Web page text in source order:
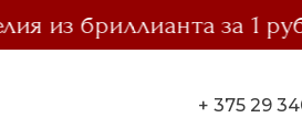
из бриллианта за 1
+ 375 29